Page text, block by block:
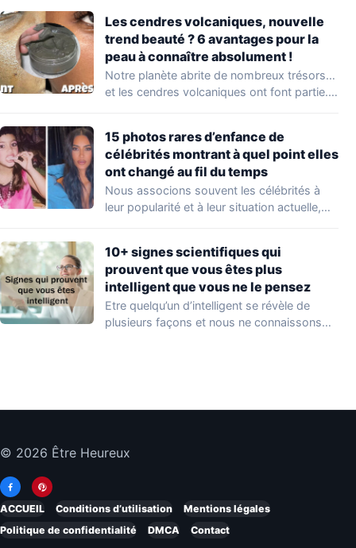
Les cendres volcaniques, nouvelle
trend beauté ? 6 avantages pour la
peau à connaître absolument !
Notre planète abrite de nombreux trésors…
et les cendres volcaniques ont font partie.
15 photos rares d’enfance de
célébrités montrant à quel point elles
ont changé au fil du temps
Nous associons souvent les célébrités à
leur popularité et à leur situation actuelle,
10+ signes scientifiques qui
prouvent que vous êtes plus
intelligent que vous ne le pensez
Etre quelqu’un d’intelligent se révèle de
plusieurs façons et nous ne connaissons
© 2026 Être Heureux
ACCUEIL Conditions d’utilisation
Mentions légales
Politique de confidentialité
DMCA Contact